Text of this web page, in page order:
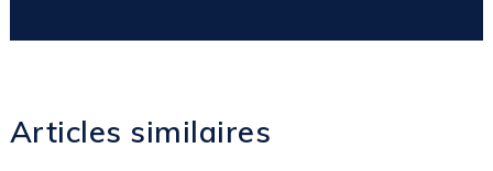
Articles similaires